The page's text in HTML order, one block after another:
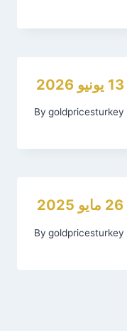
By goldpricesturkey
By goldpricesturkey